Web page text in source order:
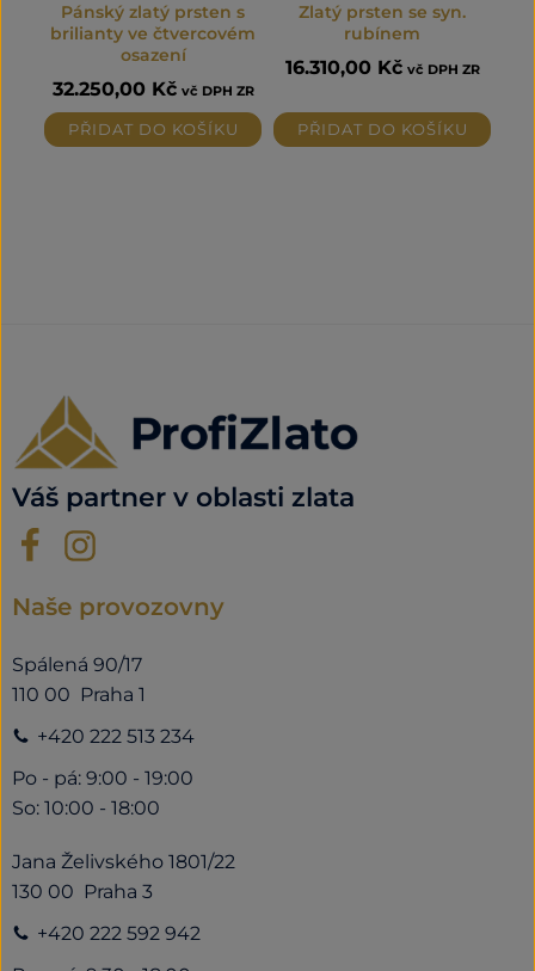
Pánský zlatý prsten s
brilianty ve čtvercovém
osazení
32.250,00 Kč vč DPH ZR
PŘIDAT DO KOŠÍKU
Zlatý prsten se syn.
rubínem
16.310,00 Kč vč DPH ZR
PŘIDAT DO KOŠÍKU
Váš partner v oblasti zlata
Naše provozovny
Spálená 90/17
110 00 Praha 1
+420 222 513 234
Po - pá: 9:00 - 19:00
So: 10:00 - 18:00
Jana Želivského 1801/22
130 00 Praha 3
+420 222 592 942